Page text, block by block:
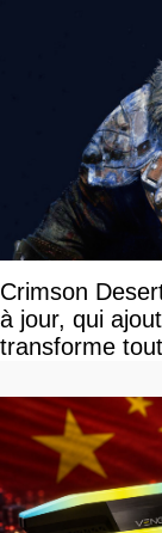
Crimson
à jour, qui
transforme